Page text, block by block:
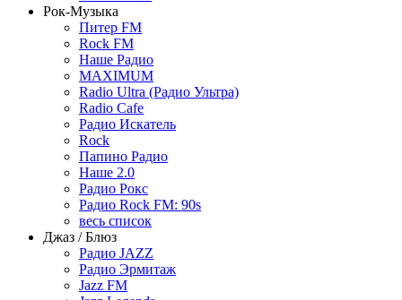
Рок-Музыка
Питер FM
Rock FM
Наше Радио
MAXIMUM
Radio Ultra (Радио Ультра)
Radio Cafe
Радио Искатель
Rock
Папино Радио
Наше 2.0
Радио Рокс
Радио Rock FM: 90s
весь список
Джаз / Блюз
Радио JAZZ
Радио Эрмитаж
Jazz FM